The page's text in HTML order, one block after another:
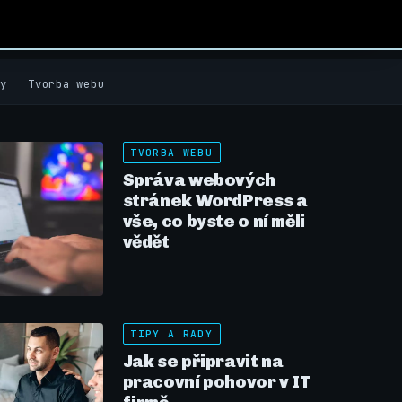
Tvorba webu
Správa webových
stránek WordPress a
vše, co byste o ní měli
vědět
TVORBA WEBU
Jak se připravit na
pracovní pohovor v IT
TIPY A RADY